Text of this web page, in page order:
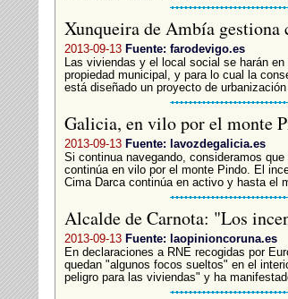
Xunqueira de Ambía
2013-09-13 Fuente: farodevigo.es
Las viviendas y el local social se harán
propiedad municipal, y para lo cual la
está diseñado un proyecto de urbanización
Galicia, en vilo por el monte
2013-09-13 Fuente: lavozdegalicia.es
Si continua navegando, consideramos
continúa en vilo por el monte Pindo. El
Cima Darca continúa en activo y hasta el
Alcalde de Carnota: "Los
2013-09-13 Fuente: laopinioncoruna.es
En declaraciones a RNE recogidas por
quedan "algunos focos sueltos" en el
peligro para las viviendas" y ha